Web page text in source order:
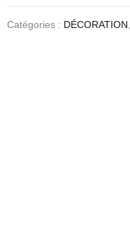
Catégories : DÉCORATION ,